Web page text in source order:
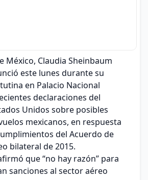
México, Claudia Sheinbaum
este lunes durante su
en Palacio Nacional
declaraciones del
Unidos sobre posibles
mexicanos, en respuesta
del Acuerdo de
bilateral de 2015.
que “no hay razón” para
sanciones al sector aéreo